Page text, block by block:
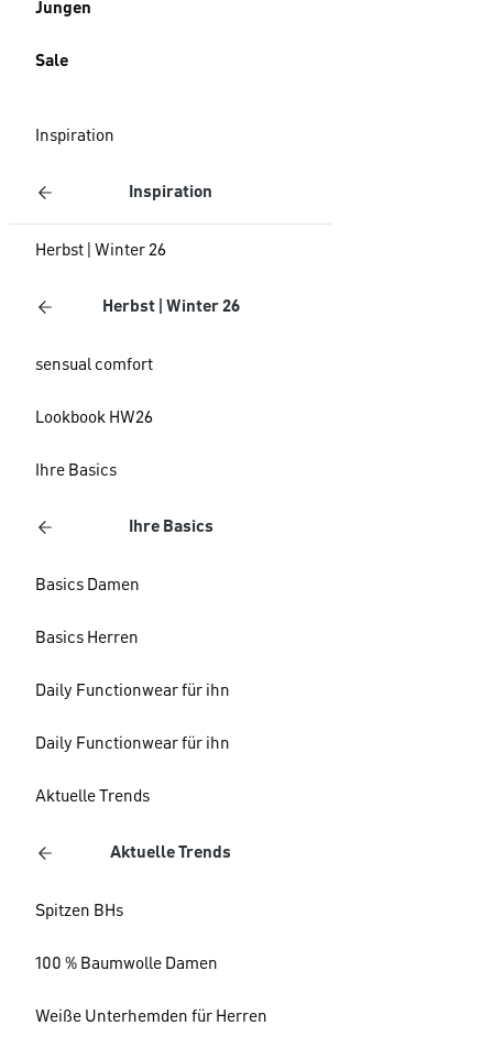
Jungen
Sale
Inspiration
Inspiration
Herbst | Winter 26
Herbst | Winter 26
sensual comfort
Lookbook HW26
Ihre Basics
Ihre Basics
Basics Damen
Basics Herren
Daily Functionwear für ihn
Daily Functionwear für ihn
Aktuelle Trends
Aktuelle Trends
Spitzen BHs
100 % Baumwolle Damen
Weiße Unterhemden für Herren